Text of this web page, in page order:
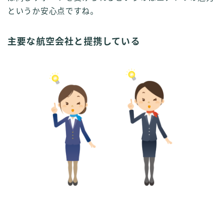
というか安心点ですね。
主要な航空会社と提携している